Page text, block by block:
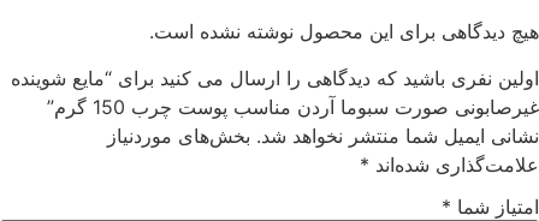
هیچ دیدگاهی برای این محصول نوشته نشده است.
اولین نفری باشید که دیدگاهی را ارسال می کنید برای “مایع شوینده
غیرصابونی صورت سبوما آردن مناسب پوست چرب 150 گرم”
نشانی ایمیل شما منتشر نخواهد شد. بخش‌های موردنیاز
علامت‌گذاری شده‌اند *
امتیاز شما *